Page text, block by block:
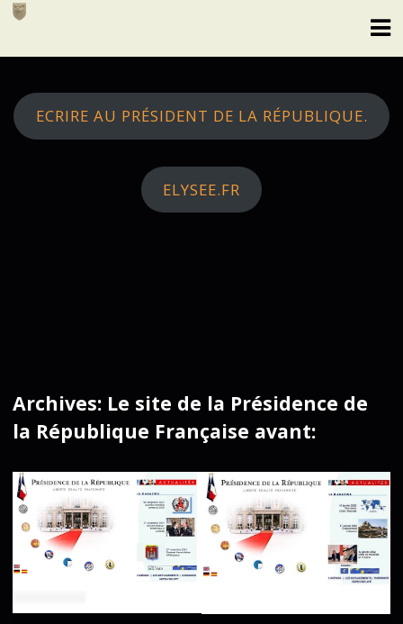
Skip
ECRIRE AU PRÉSIDENT DE LA RÉPUBLIQUE.
ELYSEE.FR
Archives: Le site de la Présidence de
la République Française avant: